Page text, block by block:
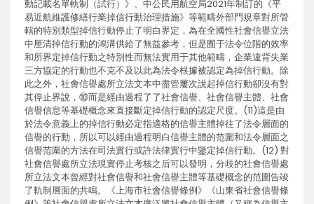
動記載名單軌制（試行）》、中公民用航空局2021年制訂的《平
易近航維護修繕行業掉信行動治理措施》等範疇外部門規章對所管
轄的特別類型掉信行動停止了明白界定，為在全國性社會信譽立法
中厘清掉信行動的鴻溝供給了無益參考，但是囿于法令位階的效率
和所界定掉信行動之特別性而無法實用于其他範疇，企業違背失業
三方協定的行動也不克不及以此為法令根據被認定為掉信行動。除
此之外，社會信譽處所立法文本中盡管屢次說起掉信行動卻沒有對
其停止界說，⑩而是經由過程了了社會信譽、社會信譽主體、社會
信譽信息等基礎概念來直接斷定掉信行動的認定尺度。(11)這是由
於法令意義上的掉信行動必定指適格的信譽主體掉往了法令層面的
信譽的行動，所以可以經由過程明白信譽主體的范圍和法令層面之
信譽范圍的方法在司法實行或許法律實行中鑒定掉信行動。(12) 對
社會信譽處所立法現實停止考核之后可以發明，分歧的社會信譽處
所立法文本曾經對社會信譽和社會信譽主體等基礎概念的范圍告竣
了軌制層面的共鳴。《上海市社會信譽條例》《山東省社會信譽條